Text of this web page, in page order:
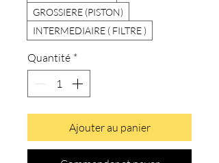
GROSSIERE (PISTON)
INTERMEDIAIRE ( FILTRE )
Quantité *
Ajouter au panier